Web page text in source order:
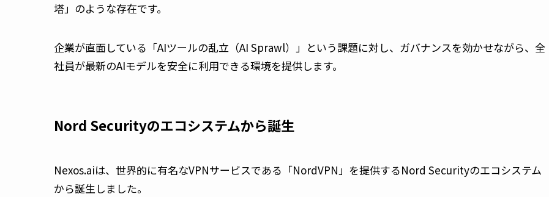
塔」のような存在です。
企業が直面している「AIツールの乱立（AI Sprawl）」という課題に対し、ガバナンスを効かせながら、全
社員が最新のAIモデルを安全に利用できる環境を提供します。
Nord Securityのエコシステムから誕生
Nexos.aiは、世界的に有名なVPNサービスである「NordVPN」を提供するNord Securityのエコシステム
から誕生しました。